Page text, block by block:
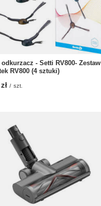
odkurzacz - Setti RV800- Zestaw
RV800 (4 sztuki)
/ szt.